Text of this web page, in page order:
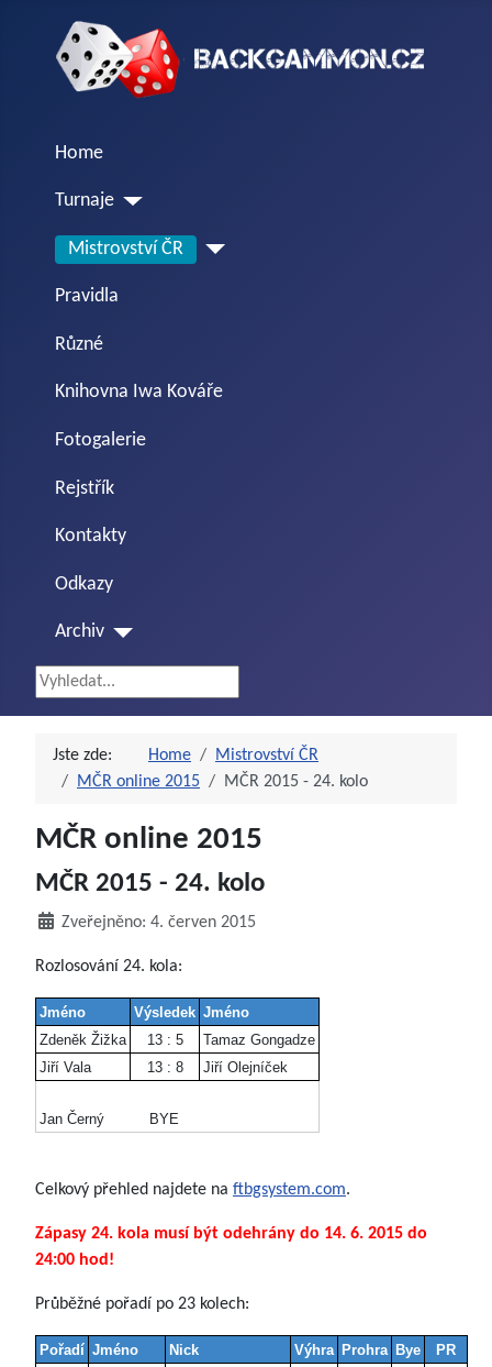
Home
Turnaje
Mistrovství ČR
Pravidla
Různé
Knihovna Iwa Kováře
Fotogalerie
Rejstřík
Kontakty
Odkazy
Archiv
Vyhledávání...
Jste zde: Home
Mistrovství ČR
MČR online 2015
MČR 2015 - 24. kolo
MČR online 2015
MČR 2015 - 24. kolo
Zveřejněno: 4. červen 2015
Rozlosování 24. kola:
Jméno Výsledek Jméno
Zdeněk Žižka
13 : 5
Tamaz Gongadze
Jiří Vala
13 : 8 Jiří Olejníček
Jan Černý BYE
Celkový přehled najdete na ftbgsystem.com.
Zápasy 24. kola musí být odehrány do 14. 6. 2015 do
24:00 hod!
Průběžné pořadí po 23 kolech:
Pořadí Jméno Nick Výhra Prohra Bye PR